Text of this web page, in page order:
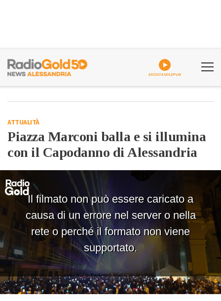
ASCOLTA GOLDPLAY
ATTUALITÀ
Piazza Marconi balla e si illumina
con il Capodanno di Alessandria